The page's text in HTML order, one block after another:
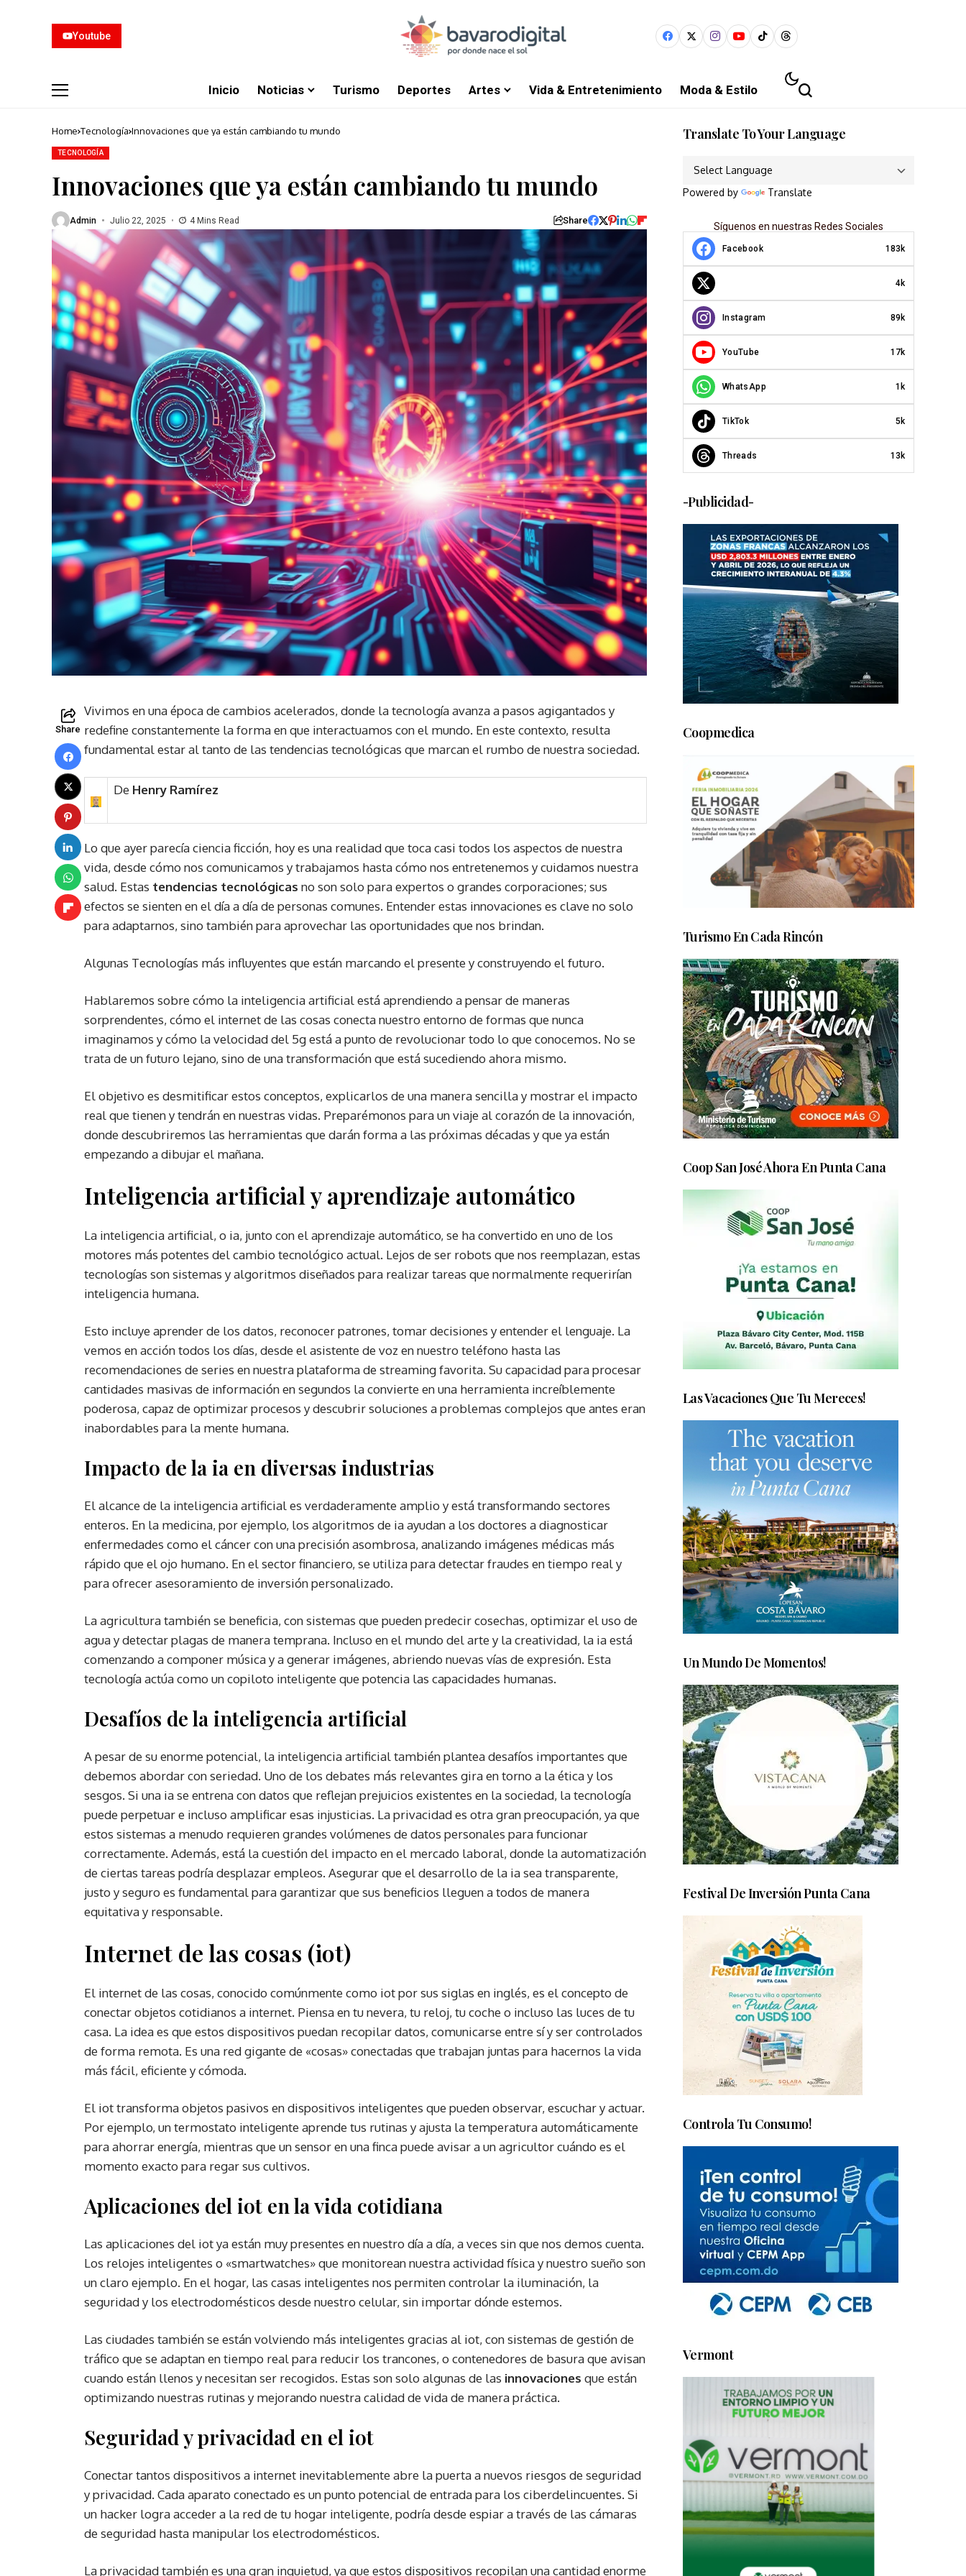
Youtube
Inicio Noticias Turismo Deportes Artes Vida & Entretenimiento Moda & Estilo
Home Tecnología Innovaciones que ya están cambiando tu mundo
TECNOLOGÍA
Innovaciones que ya están cambiando tu mundo
Admin Julio 22, 2025 4 Mins Read Share
Share
Vivimos en una época de cambios acelerados, donde la tecnología avanza a pasos agigantados y
redefine constantemente la forma en que interactuamos con el mundo. En este contexto, resulta
fundamental estar al tanto de las tendencias tecnológicas que marcan el rumbo de nuestra sociedad.
De Henry Ramírez
Lo que ayer parecía ciencia ficción, hoy es una realidad que toca casi todos los aspectos de nuestra
vida, desde cómo nos comunicamos y trabajamos hasta cómo nos entretenemos y cuidamos nuestra
salud. Estas tendencias tecnológicas no son solo para expertos o grandes corporaciones; sus
efectos se sienten en el día a día de personas comunes. Entender estas innovaciones es clave no solo
para adaptarnos, sino también para aprovechar las oportunidades que nos brindan.
Algunas Tecnologías más influyentes que están marcando el presente y construyendo el futuro.
Hablaremos sobre cómo la inteligencia artificial está aprendiendo a pensar de maneras
sorprendentes, cómo el internet de las cosas conecta nuestro entorno de formas que nunca
imaginamos y cómo la velocidad del 5g está a punto de revolucionar todo lo que conocemos. No se
trata de un futuro lejano, sino de una transformación que está sucediendo ahora mismo.
El objetivo es desmitificar estos conceptos, explicarlos de una manera sencilla y mostrar el impacto
real que tienen y tendrán en nuestras vidas. Preparémonos para un viaje al corazón de la innovación,
donde descubriremos las herramientas que darán forma a las próximas décadas y que ya están
empezando a dibujar el mañana.
Inteligencia artificial y aprendizaje automático
La inteligencia artificial, o ia, junto con el aprendizaje automático, se ha convertido en uno de los
motores más potentes del cambio tecnológico actual. Lejos de ser robots que nos reemplazan, estas
tecnologías son sistemas y algoritmos diseñados para realizar tareas que normalmente requerirían
inteligencia humana.
Esto incluye aprender de los datos, reconocer patrones, tomar decisiones y entender el lenguaje. La
vemos en acción todos los días, desde el asistente de voz en nuestro teléfono hasta las
recomendaciones de series en nuestra plataforma de streaming favorita. Su capacidad para procesar
cantidades masivas de información en segundos la convierte en una herramienta increíblemente
poderosa, capaz de optimizar procesos y descubrir soluciones a problemas complejos que antes eran
inabordables para la mente humana.
Impacto de la ia en diversas industrias
El alcance de la inteligencia artificial es verdaderamente amplio y está transformando sectores
enteros. En la medicina, por ejemplo, los algoritmos de ia ayudan a los doctores a diagnosticar
enfermedades como el cáncer con una precisión asombrosa, analizando imágenes médicas más
rápido que el ojo humano. En el sector financiero, se utiliza para detectar fraudes en tiempo real y
para ofrecer asesoramiento de inversión personalizado.
La agricultura también se beneficia, con sistemas que pueden predecir cosechas, optimizar el uso de
agua y detectar plagas de manera temprana. Incluso en el mundo del arte y la creatividad, la ia está
comenzando a componer música y a generar imágenes, abriendo nuevas vías de expresión. Esta
tecnología actúa como un copiloto inteligente que potencia las capacidades humanas.
Desafíos de la inteligencia artificial
A pesar de su enorme potencial, la inteligencia artificial también plantea desafíos importantes que
debemos abordar con seriedad. Uno de los debates más relevantes gira en torno a la ética y los
sesgos. Si una ia se entrena con datos que reflejan prejuicios existentes en la sociedad, la tecnología
puede perpetuar e incluso amplificar esas injusticias. La privacidad es otra gran preocupación, ya que
estos sistemas a menudo requieren grandes volúmenes de datos personales para funcionar
correctamente. Además, está la cuestión del impacto en el mercado laboral, donde la automatización
de ciertas tareas podría desplazar empleos. Asegurar que el desarrollo de la ia sea transparente,
justo y seguro es fundamental para garantizar que sus beneficios lleguen a todos de manera
equitativa y responsable.
Internet de las cosas (iot)
El internet de las cosas, conocido comúnmente como iot por sus siglas en inglés, es el concepto de
conectar objetos cotidianos a internet. Piensa en tu nevera, tu reloj, tu coche o incluso las luces de tu
casa. La idea es que estos dispositivos puedan recopilar datos, comunicarse entre sí y ser controlados
de forma remota. Es una red gigante de «cosas» conectadas que trabajan juntas para hacernos la vida
más fácil, eficiente y cómoda.
El iot transforma objetos pasivos en dispositivos inteligentes que pueden observar, escuchar y actuar.
Por ejemplo, un termostato inteligente aprende tus rutinas y ajusta la temperatura automáticamente
para ahorrar energía, mientras que un sensor en una finca puede avisar a un agricultor cuándo es el
momento exacto para regar sus cultivos.
Aplicaciones del iot en la vida cotidiana
Las aplicaciones del iot ya están muy presentes en nuestro día a día, a veces sin que nos demos cuenta.
Los relojes inteligentes o «smartwatches» que monitorean nuestra actividad física y nuestro sueño son
un claro ejemplo. En el hogar, las casas inteligentes nos permiten controlar la iluminación, la
seguridad y los electrodomésticos desde nuestro celular, sin importar dónde estemos.
Las ciudades también se están volviendo más inteligentes gracias al iot, con sistemas de gestión de
tráfico que se adaptan en tiempo real para reducir los trancones, o contenedores de basura que avisan
cuando están llenos y necesitan ser recogidos. Estas son solo algunas de las innovaciones que están
optimizando nuestras rutinas y mejorando nuestra calidad de vida de manera práctica.
Seguridad y privacidad en el iot
Conectar tantos dispositivos a internet inevitablemente abre la puerta a nuevos riesgos de seguridad
y privacidad. Cada aparato conectado es un punto potencial de entrada para los ciberdelincuentes. Si
un hacker logra acceder a la red de tu hogar inteligente, podría desde espiar a través de las cámaras
de seguridad hasta manipular los electrodomésticos.
La privacidad también es una gran inquietud, ya que estos dispositivos recopilan una cantidad enorme
Translate To Your Language
Powered by Translate
Síguenos en nuestras Redes Sociales
Facebook 183k
4k
Instagram 89k
YouTube 17k
WhatsApp 1k
TikTok 5k
Threads 13k
-Publicidad-
Coopmedica
Turismo En Cada Rincón
Coop San José Ahora En Punta Cana
Las Vacaciones Que Tu Mereces!
Un Mundo De Momentos!
Festival De Inversión Punta Cana
Controla Tu Consumo!
Vermont